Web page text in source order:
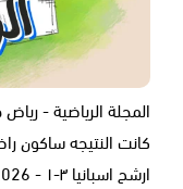
المجلة الرياضية -
ارشح اسبانيا ٣-١ - 18.07.2026